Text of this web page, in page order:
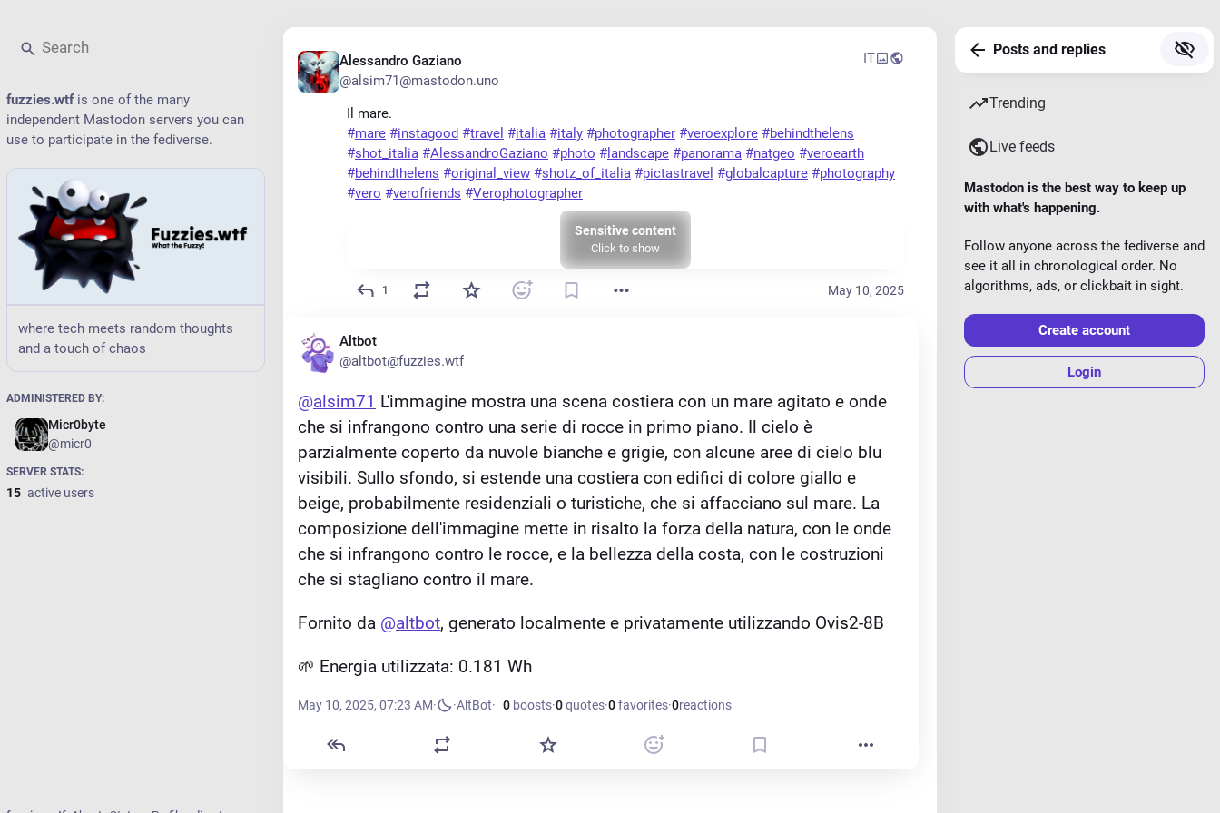
content
main
navigation
Hotkey
2
fuzzies.wtfis one of the many
independent Mastodon servers you can
use to participate in the fediverse.
where tech meets random thoughts
and a touch of chaos
ADMINISTERED BY:
Micr0byte
@micr0
SERVER STATS:
15 active users
Posts and replies
Alessandro Gaziano
@alsim71@mastodon.uno
IT
Il mare.
#mare #instagood #travel #italia #italy #photographer #veroexplore #behindthelens
#shot_italia #AlessandroGaziano #photo # landscape #panorama #natgeo #veroearth
#behindthelens #original_view #shotz_of_italia #pictastravel #globalcapture #photography
#vero #verofriends #Verophotographer
Sensitive content
Click to show
1 May 10, 2025
Altbot
@altbot@fuzzies.wtf
@alsim71 L'immagine mostra una scena costiera con un mare agitato e onde
che si infrangono contro una serie di rocce in primo piano. Il cielo è
parzialmente coperto da nuvole bianche e grigie, con alcune aree di cielo blu
visibili. Sullo sfondo, si estende una costiera con edifici di colore giallo e
beige, probabilmente residenziali o turistiche, che si affacciano sul mare. La
composizione dell'immagine mette in risalto la forza della natura, con le onde
che si infrangono contro le rocce, e la bellezza della costa, con le costruzioni
che si stagliano contro il mare.
Fornito da @altbot, generato localmente e privatamente utilizzando Ovis2-8B
🌱 Energia utilizzata: 0.181 Wh
May 10, 2025, 07:23 AM· ·AltBot 0 boosts·0quotes·0favorites·0reactions
Trending
Live feeds
Mastodon is the best way to keep up
with what's happening.
Follow anyone across the fediverse and
see it all in chronological order. No
algorithms, ads, or clickbait in sight.
Create account
Login